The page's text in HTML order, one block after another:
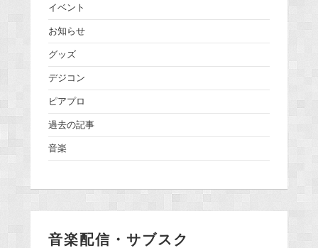
イベント
お知らせ
グッズ
デジコン
ピアプロ
過去の記事
音楽
音楽配信・サブスク